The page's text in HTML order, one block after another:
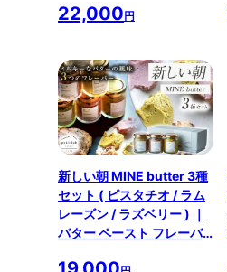
ロース 牛 肉 お肉 にく
22,000円
新しい朝 MINE butter 3種
セット ( ピスタチオ / ラム
レーズン / ラズベリー ) ｜
バター ペースト フレーバ